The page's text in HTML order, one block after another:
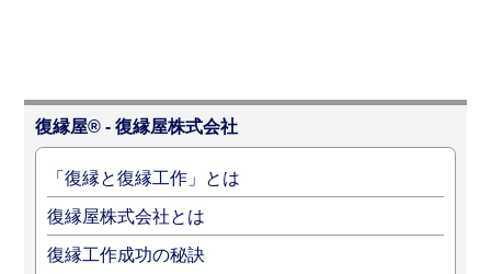
復縁屋® - 復縁屋株式会社
「復縁と復縁工作」とは
復縁屋株式会社とは
復縁工作成功の秘訣